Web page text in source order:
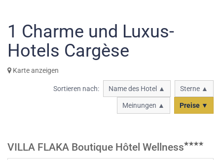
1 Charme und Luxus-
Hotels Cargèse
Karte anzeigen
Sortieren nach: Name des Hotel ▲ Sterne ▲
Meinungen ▲ Preise ▼
VILLA FLAKA Boutique Hôtel Wellness